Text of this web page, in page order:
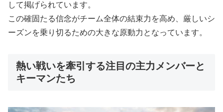
して掲げられています。
この確固たる信念がチーム全体の結束力を高め、厳しいシ
ーズンを乗り切るための大きな原動力となっています。
熱い戦いを牽引する注目の主力メンバーと
キーマンたち